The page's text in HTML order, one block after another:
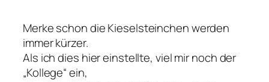
Merke schon die Kieselsteinchen werden
immer kürzer.
Als ich dies hier einstellte, viel mir noch der
„Kollege“ ein,